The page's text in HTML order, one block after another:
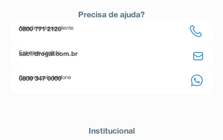
Precisa de ajuda?
Atendimento ao cliente
0800 771 2120
Entre em contato
sac@drogal.com.br
Compre pelo telefone
0800 347 0000
Institucional